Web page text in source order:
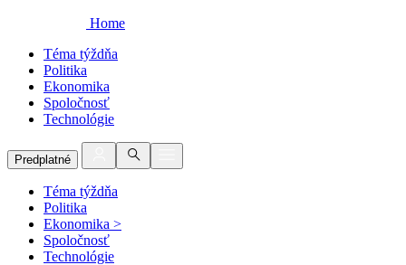
Home
Téma týždňa
Politika
Ekonomika
Spoločnosť
Technológie
Predplatné
Téma týždňa
Politika
Ekonomika >
Spoločnosť
Technológie